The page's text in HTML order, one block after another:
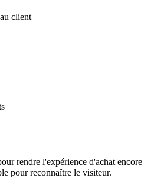
client
rendre l'expérience d'achat encore
pour reconnaître le visiteur.